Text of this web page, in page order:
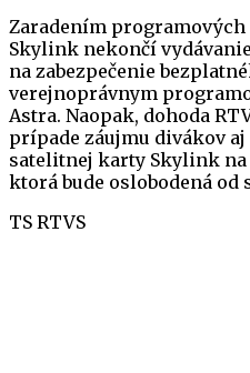
Zaradením
Skylink nekončí
na zabezpečenie
verejnoprávnym
Astra. Naopak, dohoda
prípade záujmu divákov
satelitnej karty Skylink na
ktorá bude oslobodená
TS RTVS